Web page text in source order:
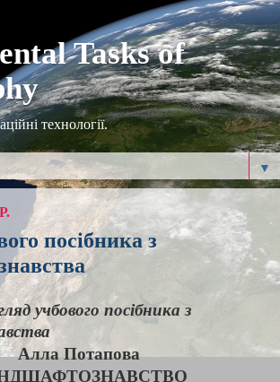
Tasks of
технології.
▼
посібника з
учбового посібника з
Алла Потапова